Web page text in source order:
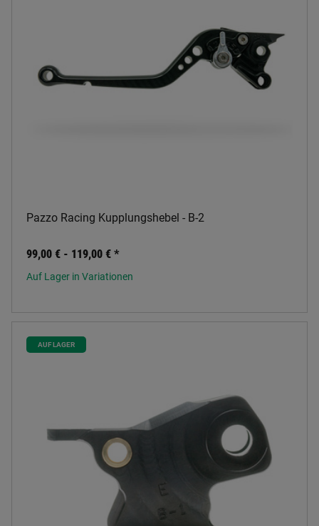
Pazzo Racing Kupplungshebel - B-2
99,00 € - 119,00 € *
Auf Lager in Variationen
AUF LAGER